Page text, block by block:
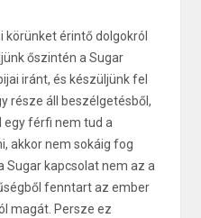
körünket érintő dolgokról
őszintén a Sugar
iránt, és készüljünk fel
része áll beszélgetésből,
egy férfi nem tud a
akkor nem sokáig fog
kapcsolat nem az a
fenntart az ember
magát. Persze ez